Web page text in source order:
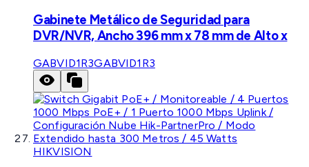
Gabinete Metálico de Seguridad para
DVR/NVR, Ancho 396 mm x 78 mm de Alto x
GABVID1R3GABVID1R3
HIKVISION